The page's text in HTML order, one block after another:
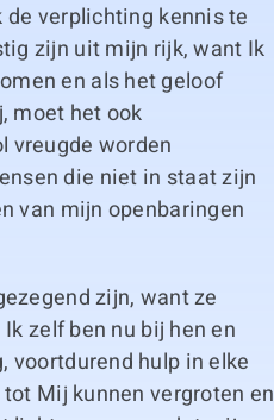
verplichting kennis te
zijn uit mijn rijk, want Ik
en als het geloof
moet het ook
vreugde worden
die niet in staat zijn
van mijn openbaringen
zijn, want ze
zelf ben nu bij hen en
voortdurend hulp in elke
Mij kunnen vergroten en